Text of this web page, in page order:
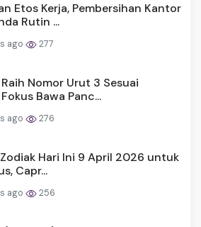
Etos Kerja, Pembersihan Kantor
Rutin ...
ago 277
Nomor Urut 3 Sesuai
Bawa Panc...
ago 276
Hari Ini 9 April 2026 untuk
Capr...
ago 256